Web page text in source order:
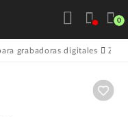
0
grabadoras digitales